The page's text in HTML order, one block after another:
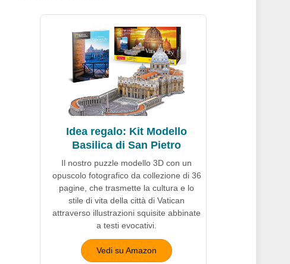
Idea regalo: Kit Modello
Basilica di San Pietro
Il nostro puzzle modello 3D con un
opuscolo fotografico da collezione di 36
pagine, che trasmette la cultura e lo
stile di vita della città di Vatican
attraverso illustrazioni squisite abbinate
a testi evocativi.
Vedi su Amazon